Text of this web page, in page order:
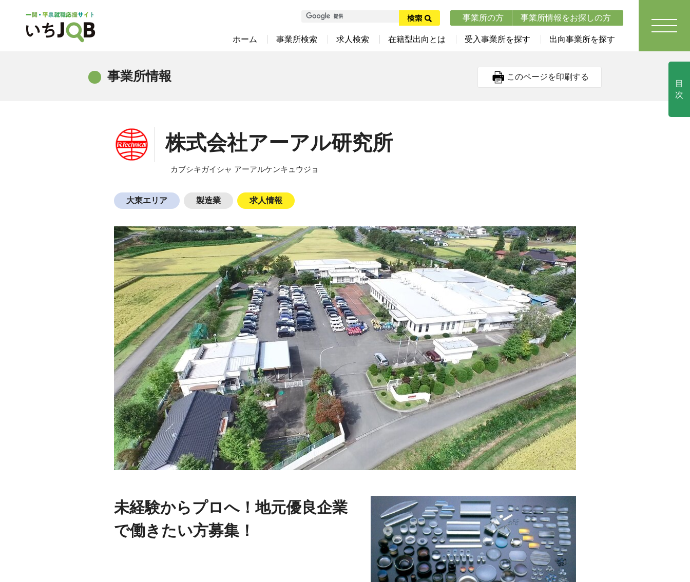
事業所の方 事業所情報をお探しの方
ホーム 事業所検索 求人検索 在籍型出向とは 受入事業所を探す 出向事業所を探す
事業所情報 このページを印刷する
目
次
株式会社アーアル研究所
カブシキガイシャ アーアルケンキュウジョ
大東エリア 製造業 求人情報
未経験からプロへ！地元優良企業
で働きたい方募集！